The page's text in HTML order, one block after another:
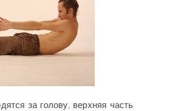
за голову, верхняя часть